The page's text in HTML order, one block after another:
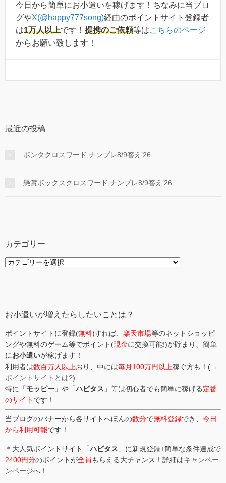
今日から簡単にお小遣いを稼げます！ちなみに当ブロ
グやX(@happy777song)経由のポイントサイト登録者
は1万人以上です！ 提携のご依頼等はこちらのページ
からお願い致します！
最近の投稿
ポンタクロスワード,ナンプレ8/9答え’26
懸賞ボックスクロスワード,ナンプレ8/9答え’26
カテゴリー
カ
お小遣いが増えたらしたいことは？
ポイントサイトに登録(無料)すれば、 楽天市場等のネットショッピ
ングや無料のゲーム等でポイント(現金に交換可能!)が貯まり、簡単
にお小遣いが稼げます！
利用者は数百万人以上おり、中には毎月100万円以上稼ぐ方も！(→
ポイントサイトとは?)
特に「モッピー 」や「ハピタス 」等は初心者でも簡単に稼げる定番
のサイト です！
当ブログのバナーから各サイトへほんの数分で無料登録でき、 今日
から利用可能です！
＊大人気ポイントサイト「ハピタス 」に新規登録+簡単な条件達成で
2400円分のポイントが全員 もらえる大チャンス！詳細はキャンペー
ンページへ！